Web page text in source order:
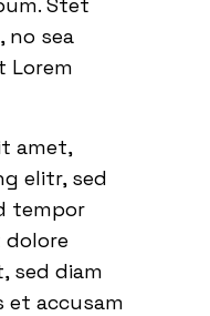
no sea
Lorem
amet,
elitr, sed
tempor
sed diam
et accusam